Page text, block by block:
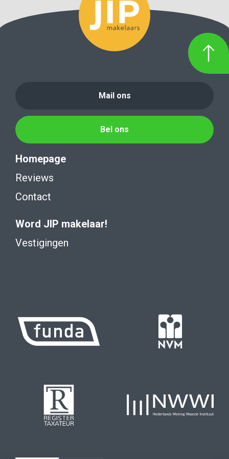
Mail ons
Bel ons
Homepage
Reviews
Contact
Word JIP makelaar!
Vestigingen